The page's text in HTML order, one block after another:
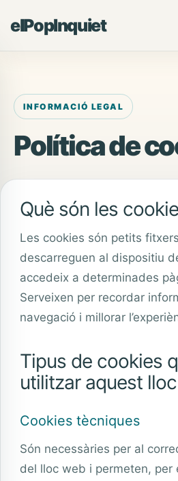
elPopInquiet
INFORMACIÓ LEGAL
Política de
Què són les
Les cookies són petits
descarreguen al dispositiu
accedeix a determinades
Serveixen per recordar
navegació i millorar
Tipus de cookies
utilitzar aquest
Cookies tècniques
Són necessàries per al
del lloc web i permeten, per